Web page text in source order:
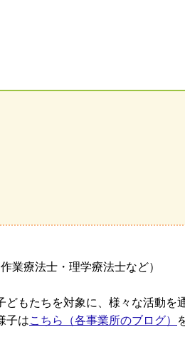
療法士・理学療法士など）
もたちを対象に、様々な活動を
子はこちら（各事業所のブログ）